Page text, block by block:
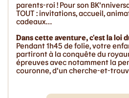
parents-roi ! Pour son
TOUT : invitations, accueil,
cadeaux…
Dans cette aventure, c'est la loi
Pendant 1h45 de folie, votre
partiront à la conquête du
épreuves avec notamment la
couronne, d'un cherche-et-